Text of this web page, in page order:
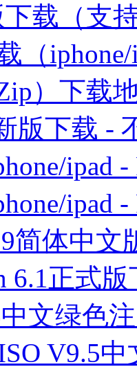
下载（支
（
）下载
版下载 -
ipad
ipad
简体中
6.1正式
文绿色
V9.5